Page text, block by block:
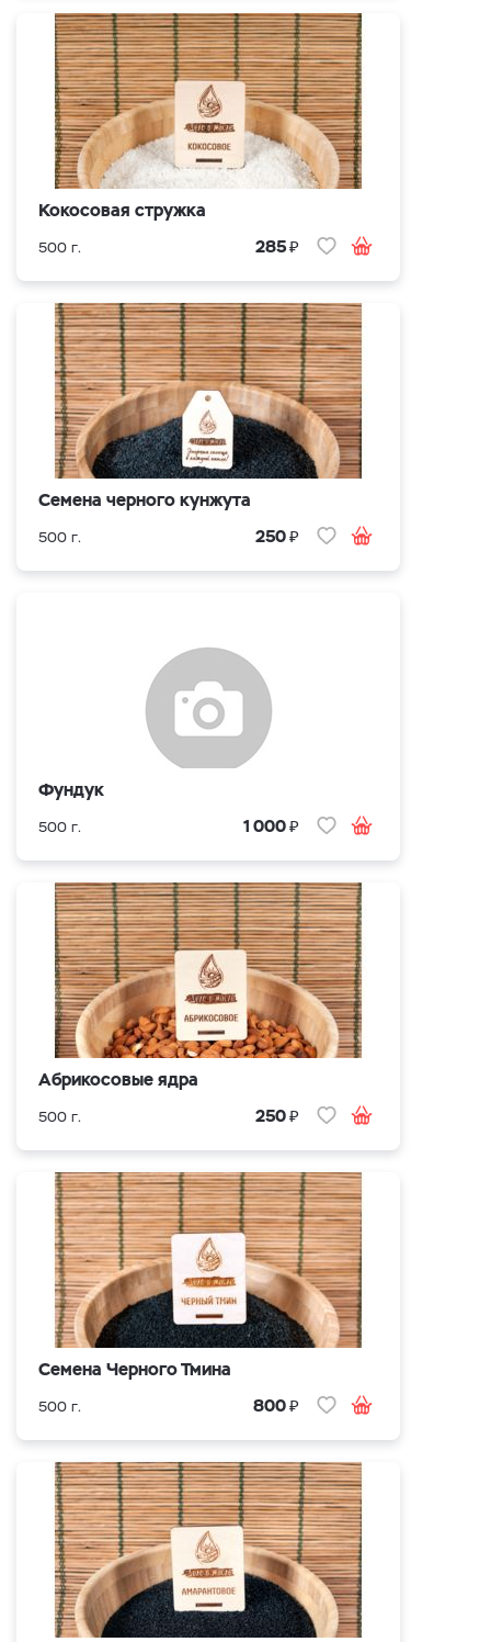
Кокосовая стружка
500 г. 285₽
Семена черного кунжута
500 г. 250₽
Фундук
500 г. 1 000₽
Абрикосовые ядра
500 г. 250₽
Cемена Черного Тмина
500 г. 800₽